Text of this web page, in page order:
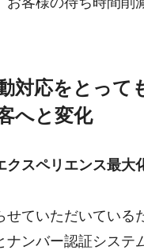
対応をとって
へと変化
クスペリエンス最大
せていただいている
ナンバー認証システ